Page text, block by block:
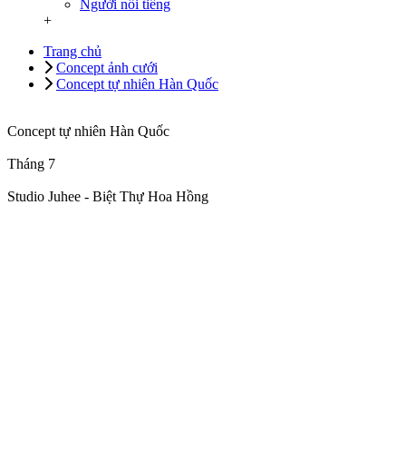
Người nổi tiếng
+
Trang chủ
Concept ảnh cưới
Concept tự nhiên Hàn Quốc
Concept tự nhiên Hàn Quốc
Tháng 7
Studio Juhee - Biệt Thự Hoa Hồng